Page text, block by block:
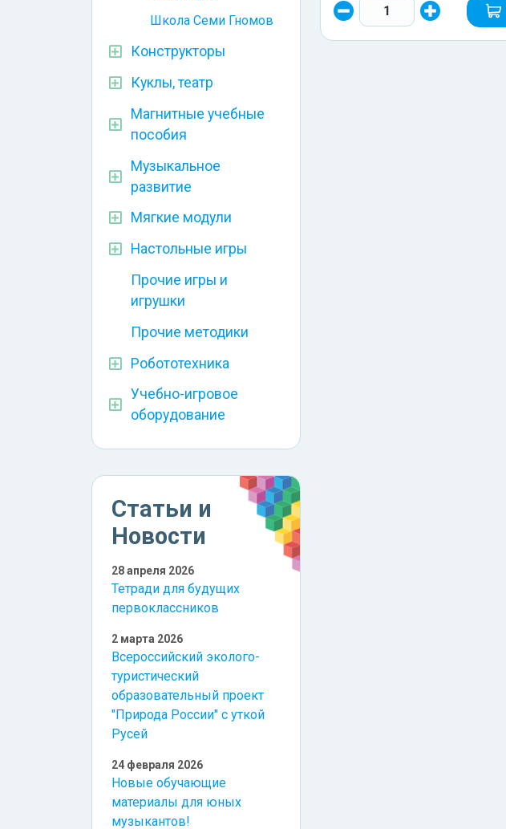
Школа Семи Гномов
Конструкторы
Куклы, театр
Магнитные учебные
пособия
Музыкальное
развитие
Мягкие модули
Настольные игры
Прочие игры и
игрушки
Прочие методики
Робототехника
Учебно-игровое
оборудование
Статьи и
Новости
28 апреля 2026
Тетради для будущих
первоклассников
2 марта 2026
Всероссийский эколого-
туристический
образовательный проект
"Природа России" с уткой
Русей
24 февраля 2026
Новые обучающие
материалы для юных
музыкантов!